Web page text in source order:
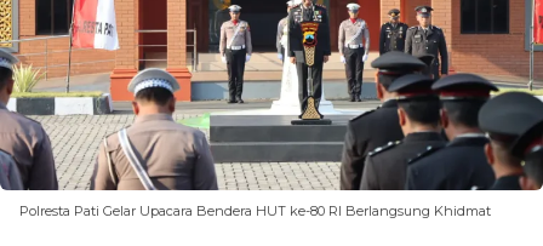
Polresta Pati Gelar Upacara Bendera HUT ke-80 RI Berlangsung Khidmat